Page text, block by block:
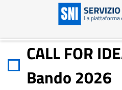
CALL FOR
Bando 2026